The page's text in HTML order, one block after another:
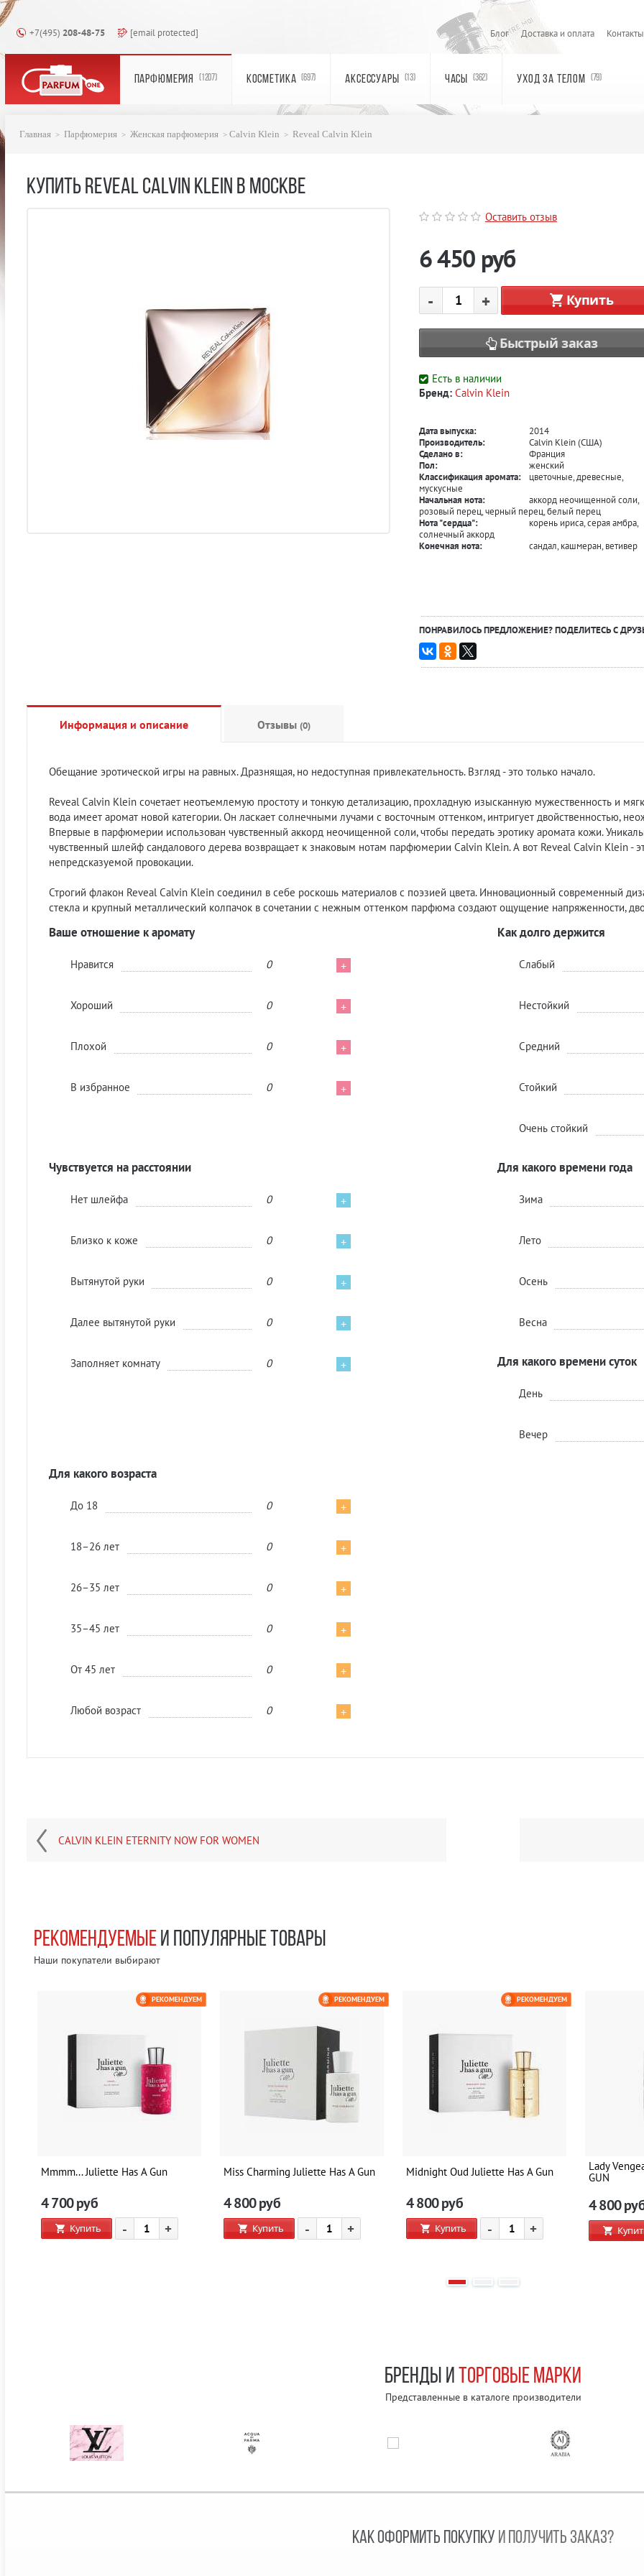
+7(495) 208-48-75 [email protected] Блог Доставка и оплата Контакты
ПАРФЮМЕРИЯ (1207) КОСМЕТИКА (697) АКСЕССУАРЫ (13) ЧАСЫ (362) УХОД ЗА ТЕЛОМ (79)
Главная Парфюмерия Женская парфюмерия Calvin Klein Reveal Calvin Klein
КУПИТЬ REVEAL CALVIN KLEIN В МОСКВЕ
Оставить отзыв
6 450 руб
- + Купить
Быстрый заказ
Есть в наличии
Бренд: Calvin Klein
Дата выпуска:
2014
Производитель:
Calvin Klein (США)
Сделано в:
Франция
Пол:
женский
Классификация аромата:
цветочные, древесные,
мускусные
Начальная нота:
аккорд неочищенной соли,
розовый перец, черный перец, белый перец
Нота "сердца":
корень ириса, серая амбра,
солнечный аккорд
Конечная нота:
сандал, кашмеран, ветивер
ПОНРАВИЛОСЬ ПРЕДЛОЖЕНИЕ? ПОДЕЛИТЕСЬ С
Информация и описание Отзывы (0)
Обещание эротической игры на равных. Дразнящая, но недоступная привлекательность. Взгляд - это только начало.
Reveal Calvin Klein сочетает неотъемлемую простоту и тонкую детализацию, прохладную изысканную мужественность и
вода имеет аромат новой категории. Он ласкает солнечными лучами с восточным оттенком, интригует двойственностью,
Впервые в парфюмерии использован чувственный аккорд неочищенной соли, чтобы передать эротику аромата кожи.
чувственный шлейф сандалового дерева возвращает к знаковым нотам парфюмерии Calvin Klein. А вот Reveal Calvin Klein -
непредсказуемой провокации.
Строгий флакон Reveal Calvin Klein соединил в себе роскошь материалов с поэзией цвета. Инновационный современный
стекла и крупный металлический колпачок в сочетании с нежным оттенком парфюма создают ощущение напряженности,
Ваше отношение к аромату
Нравится 0 +
Хороший 0 +
Плохой 0 +
В избранное 0 +
Как долго держится
Слабый
Нестойкий
Средний
Стойкий
Очень стойкий
Чувствуется на расстоянии
Нет шлейфа 0 +
Близко к коже 0 +
Вытянутой руки 0 +
Далее вытянутой руки 0 +
Заполняет комнату 0 +
Для какого времени года
Зима
Лето
Осень
Весна
Для какого времени суток
День
Вечер
Для какого возраста
До 18 0 +
18–26 лет 0 +
26–35 лет 0 +
35–45 лет 0 +
От 45 лет 0 +
Любой возраст 0 +
CALVIN KLEIN ETERNITY NOW FOR WOMEN
РЕКОМЕНДУЕМЫЕИ ПОПУЛЯРНЫЕ ТОВАРЫ
Наши покупатели выбирают
Mmmm... Juliette Has A Gun
4 700руб
Купить - +
РЕКОМЕНДУЕМ
Miss Charming Juliette Has A Gun
4 800руб
Купить - +
РЕКОМЕНДУЕМ
Midnight Oud Juliette Has A Gun
4 800руб
Купить - +
РЕКОМЕНДУЕМ
Lady
GUN
4 800
БРЕНДЫ И ТОРГОВЫЕ МАРКИ
Представленные в каталоге производители
КАК ОФОРМИТЬ ПОКУПКУ И ПОЛУЧИТЬ ЗАКАЗ?